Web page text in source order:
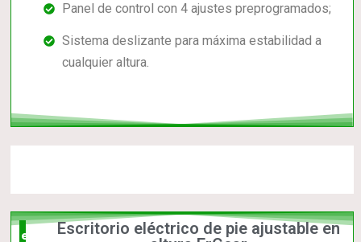
Panel de control con 4 ajustes preprogramados;
Sistema deslizante para máxima estabilidad a
cualquier altura.
el masEscritorio eléctrico de pie ajustable en